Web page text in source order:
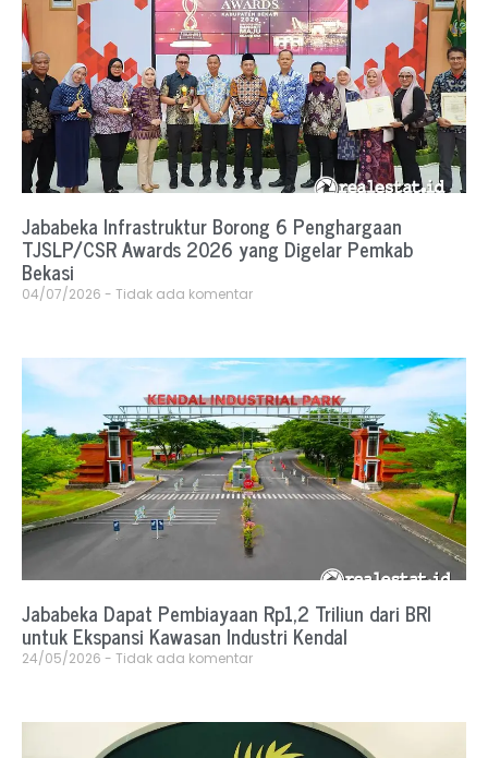
Jababeka Infrastruktur Borong 6 Penghargaan
TJSLP/CSR Awards 2026 yang Digelar Pemkab
Bekasi
04/07/2026 Tidak ada komentar
Jababeka Dapat Pembiayaan Rp1,2 Triliun dari BRI
untuk Ekspansi Kawasan Industri Kendal
24/05/2026 Tidak ada komentar